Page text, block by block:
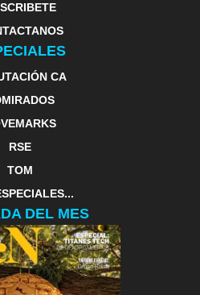
CA
RSE
TOM
DEL MES